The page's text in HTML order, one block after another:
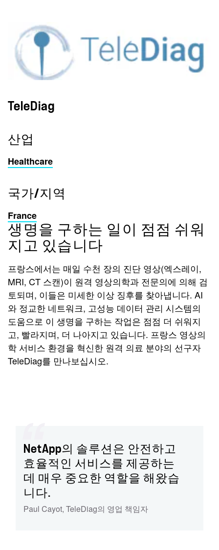
TeleDiag
산업
Healthcare
국가/지역
France
생명을 구하는 일이 점점 쉬워
지고 있습니다
프랑스에서는 매일 수천 장의 진단 영상(엑스레이,
MRI, CT 스캔)이 원격 영상의학과 전문의에 의해 검
토되며, 이들은 미세한 이상 징후를 찾아냅니다. AI
와 정교한 네트워크, 고성능 데이터 관리 시스템의
도움으로 이 생명을 구하는 작업은 점점 더 쉬워지
고, 빨라지며, 더 나아지고 있습니다. 프랑스 영상의
학 서비스 환경을 혁신한 원격 의료 분야의 선구자
TeleDiag를 만나보십시오.
NetApp의 솔루션은 안전하고
효율적인 서비스를 제공하는
데 매우 중요한 역할을 해왔습
니다.
Paul Cayot, TeleDiag의 영업 책임자